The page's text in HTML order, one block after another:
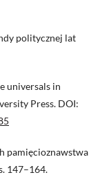
politycznej lat
universals in
Press. DOI:
pamięcioznawstwa
147–164.